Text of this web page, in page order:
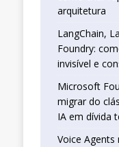
arquitetura
LangChain,
Foundry:
invisível e
Microsoft
migrar do
IA em dívida
Voice